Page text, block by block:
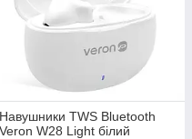
Навушники TWS Bluetooth
Veron W28 Light білий